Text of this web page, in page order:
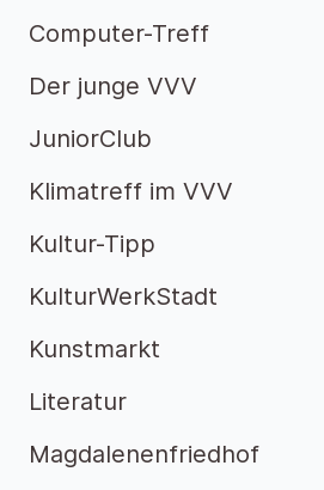
Computer-Treff
Der junge VVV
JuniorClub
Klimatreff im VVV
Kultur-Tipp
KulturWerkStadt
Kunstmarkt
Literatur
Magdalenenfriedhof